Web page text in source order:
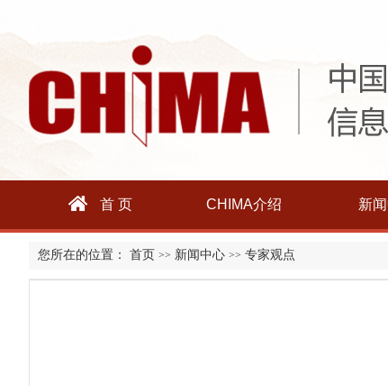
首 页 CHIMA介绍 新
您所在的位置： 首页 >> 新闻中心 >> 专家观点